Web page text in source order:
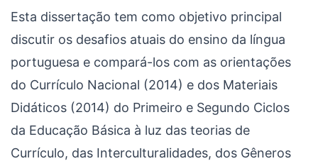
Esta dissertação tem como objetivo principal
discutir os desafios atuais do ensino da língua
portuguesa e compará-los com as orientações
do Currículo Nacional (2014) e dos Materiais
Didáticos (2014) do Primeiro e Segundo Ciclos
da Educação Básica à luz das teorias de
Currículo, das Interculturalidades, dos Gêneros